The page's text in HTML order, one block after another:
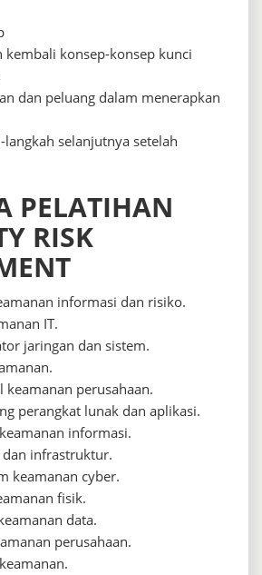
kembali konsep-konsep kunci
dan peluang dalam menerapkan
langkah selanjutnya setelah
PELATIHAN
RISK
informasi dan risiko.
IT.
jaringan dan sistem.
keamanan perusahaan.
perangkat lunak dan aplikasi.
informasi.
dan infrastruktur.
keamanan cyber.
fisik.
data.
perusahaan.